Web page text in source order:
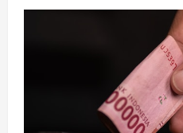
a